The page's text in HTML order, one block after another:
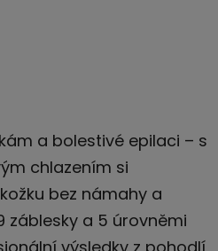
a bolestivé epilaci – s
chlazením si
bez námahy a
záblesky a 5 úrovněmi